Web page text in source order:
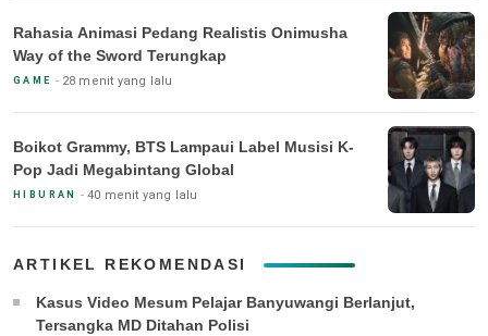
Rahasia Animasi Pedang Realistis Onimusha
Way of the Sword Terungkap
GAME 28 menit yang lalu
Boikot Grammy, BTS Lampaui Label Musisi K-
Pop Jadi Megabintang Global
HIBURAN 40 menit yang lalu
ARTIKEL REKOMENDASI
Kasus Video Mesum Pelajar Banyuwangi Berlanjut,
Tersangka MD Ditahan Polisi